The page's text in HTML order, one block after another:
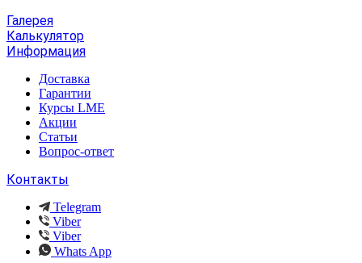
Галерея
Калькулятор
Информация
Доставка
Гарантии
Курсы LME
Акции
Статьи
Вопрос-ответ
Контакты
Telegram
Viber
Viber
Whats App